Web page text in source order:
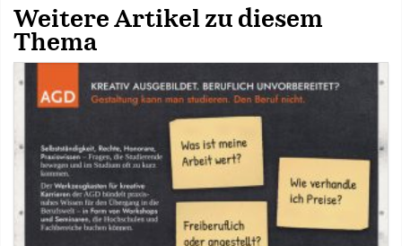
Weitere Artikel zu diesem
Thema